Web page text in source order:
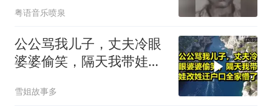
粤语音乐喷泉
公公骂我儿子，丈夫冷眼
婆婆偷笑，隔天我带娃改
雪姐故事多